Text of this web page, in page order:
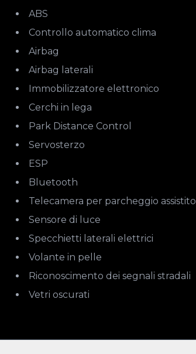
ABS
Controllo automatico clima
Airbag
Airbag laterali
Immobilizzatore elettronico
Cerchi in lega
Park Distance Control
Servosterzo
ESP
Bluetooth
Telecamera per parcheggio assistito
Sensore di luce
Specchietti laterali elettrici
Volante in pelle
Riconoscimento dei segnali stradali
Vetri oscurati